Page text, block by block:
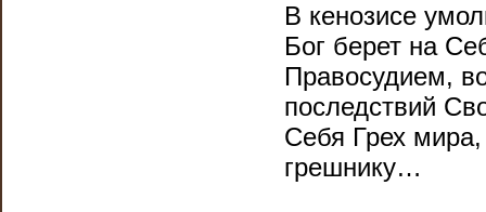
В кенозисе
Бог берет на
Правосудием,
последствий
Себя Грех
грешнику…